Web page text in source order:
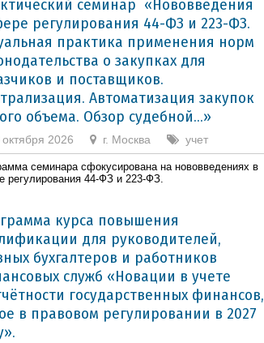
семинар «Нововведения
регулирования 44-ФЗ и 223-ФЗ.
практика применения норм
о закупках для
и поставщиков.
Автоматизация закупок
объема. Обзор судебной...»
2026 г. Москва учет
семинара сфокусирована на нововведениях в
регулирования 44-ФЗ и 223-ФЗ.
курса повышения
для руководителей,
бухгалтеров и работников
служб «Новации в учете
государственных финансов,
в правовом регулировании в 2027